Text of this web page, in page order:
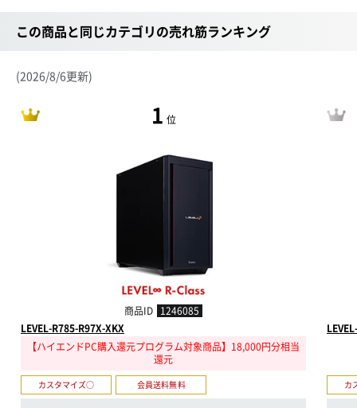
この商品と同じカテゴリの売れ筋ランキング
(2026/8/6更新)
1 位
商品ID 1246085
LEVEL-R785-R97X-XKX
【ハイエンドPC購入還元プログラム対象商品】18,000円分相当
還元
カスタマイズ○ 会員送料無料 カ